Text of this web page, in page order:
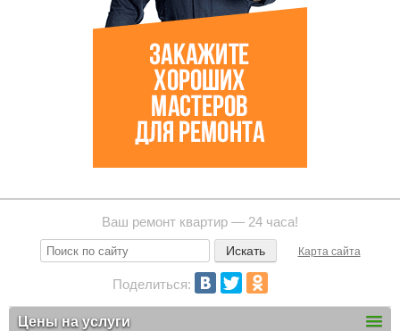
Ваш ремонт квартир — 24 часа!
Карта сайта
Поделиться:
Цены на услуги